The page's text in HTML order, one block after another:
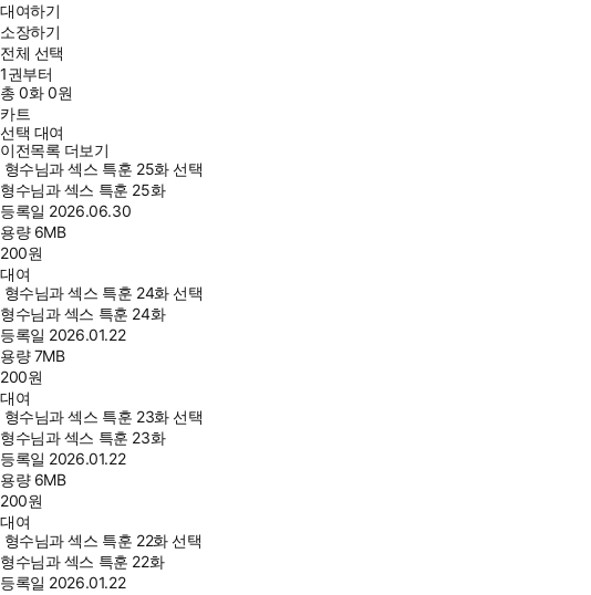
대여하기
소장하기
전체 선택
1권부터
총0화0원
카트
선택 대여
이전목록 더보기
형수님과 섹스 특훈 25화 선택
형수님과 섹스 특훈 25화
등록일 2026.06.30
용량 6MB
200원
대여
형수님과 섹스 특훈 24화 선택
형수님과 섹스 특훈 24화
등록일 2026.01.22
용량7MB
200원
대여
형수님과 섹스 특훈 23화 선택
형수님과 섹스 특훈 23화
등록일 2026.01.22
용량 6MB
200원
대여
형수님과 섹스 특훈 22화 선택
형수님과 섹스 특훈 22화
등록일 2026.01.22